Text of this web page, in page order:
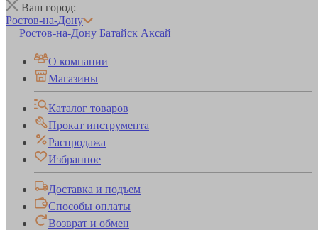
Ваш город:
Ростов-на-Дону
Ростов-на-Дону Батайск Аксай
О компании
Магазины
Каталог товаров
Прокат инструмента
Распродажа
Избранное
Доставка и подъем
Способы оплаты
Возврат и обмен